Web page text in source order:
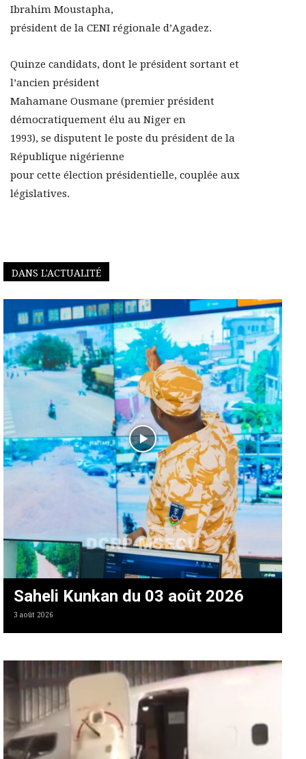
Ibrahim Moustapha,
président de la CENI régionale d’Agadez.
Quinze candidats, dont le président sortant et
l’ancien président
Mahamane Ousmane (premier président
démocratiquement élu au Niger en
1993), se disputent le poste du président de la
République nigérienne
pour cette élection présidentielle, couplée aux
législatives.
DANS L'ACTUALITÉ
Saheli Kunkan du 03 août 2026
3 août 2026